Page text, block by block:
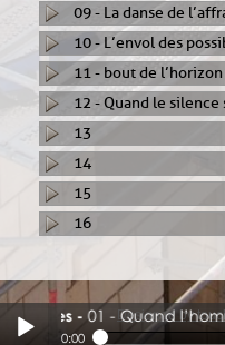
09 - La danse de
10 - L’envol des
11 - bout de l’horizon
12 - Quand le silence
13
14
15
16
01 - Quand
0:00
Designed by